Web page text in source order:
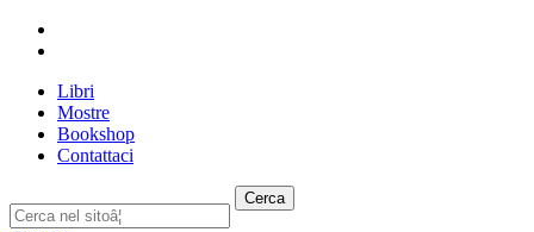
Libri
Mostre
Bookshop
Contattaci
Cerca